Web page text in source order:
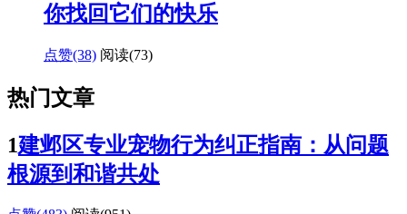
你找回它们的快乐
点赞(38) 阅读(73)
热门文章
1建邺区专业宠物行为纠正指南：从问题
根源到和谐共处